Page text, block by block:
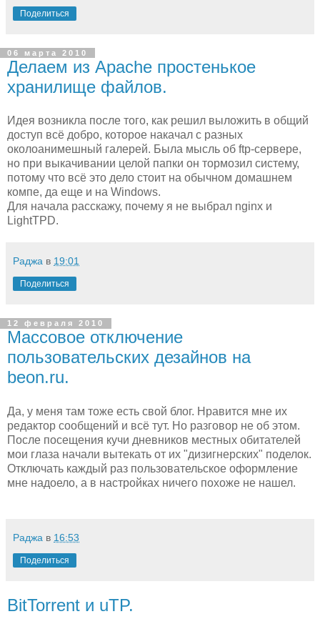
Поделиться
06 марта 2010
Делаем из Apache простенькое
хранилище файлов.
Идея возникла после того, как решил выложить в общий
доступ всё добро, которое накачал с разных
околоанимешный галерей. Была мысль об ftp-сервере,
но при выкачивании целой папки он тормозил систему,
потому что всё это дело стоит на обычном домашнем
компе, да еще и на Windows.
Для начала расскажу, почему я не выбрал nginx и
LightTPD.
Раджа в 19:01
Поделиться
12 февраля 2010
Массовое отключение
пользовательских дезайнов на
beon.ru.
Да, у меня там тоже есть свой блог. Нравится мне их
редактор сообщений и всё тут. Но разговор не об этом.
После посещения кучи дневников местных обитателей
мои глаза начали вытекать от их "дизигнерских" поделок.
Отключать каждый раз пользовательское оформление
мне надоело, а в настройках ничего похоже не нашел.
Раджа в 16:53
Поделиться
BitTorrent и uTP.